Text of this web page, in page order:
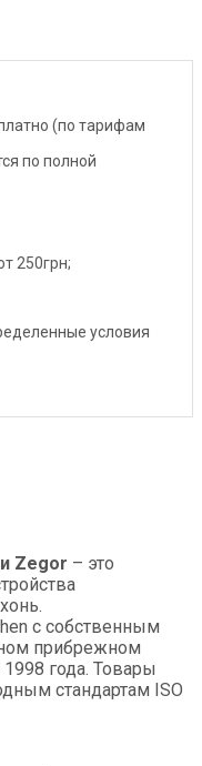
(по тарифам
по полной
250грн;
условия
Zegor – это
с собственным
прибрежном
года. Товары
стандартам ISO